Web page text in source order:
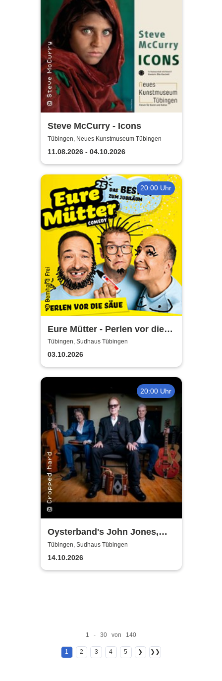
Steve McCurry - Icons
Tübingen, Neues Kunstmuseum Tübingen
11.08.2026 - 04.10.2026
20:00 Uhr
Eure Mütter - Perlen vor die
Säue - Das Best Of zum
Jubiläum
Tübingen, Sudhaus Tübingen
03.10.2026
20:00 Uhr
Oysterband's John Jones,
Ray Cooper & Al Scott - The
Song goes on Tour 2026
Tübingen, Sudhaus Tübingen
14.10.2026
1 - 30 von 140
1 2 3 4 5 ❯ ❯❯